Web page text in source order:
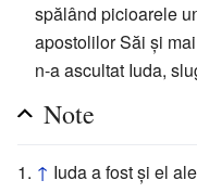
spălând picioarele
apostolilor Săi şi
n-a ascultat Iuda,
Note
↑ Iuda a fost și el